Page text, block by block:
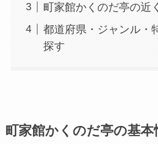
町家館かくのだ亭の近
都道府県・ジャンル・
探す
町家館かくのだ亭の基本